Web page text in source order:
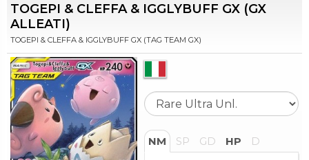
TOGEPI & CLEFFA & IGGLYBUFF GX (GX
ALLEATI)
TOGEPI & CLEFFA & IGGLYBUFF GX (TAG TEAM GX)
NM SP GD HP D